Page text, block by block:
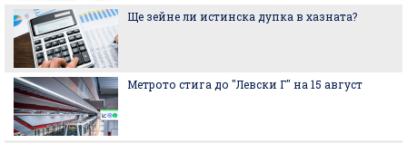
Ще зейне ли истинска дупка в хазната?
Метрото стига до "Левски Г" на 15 август